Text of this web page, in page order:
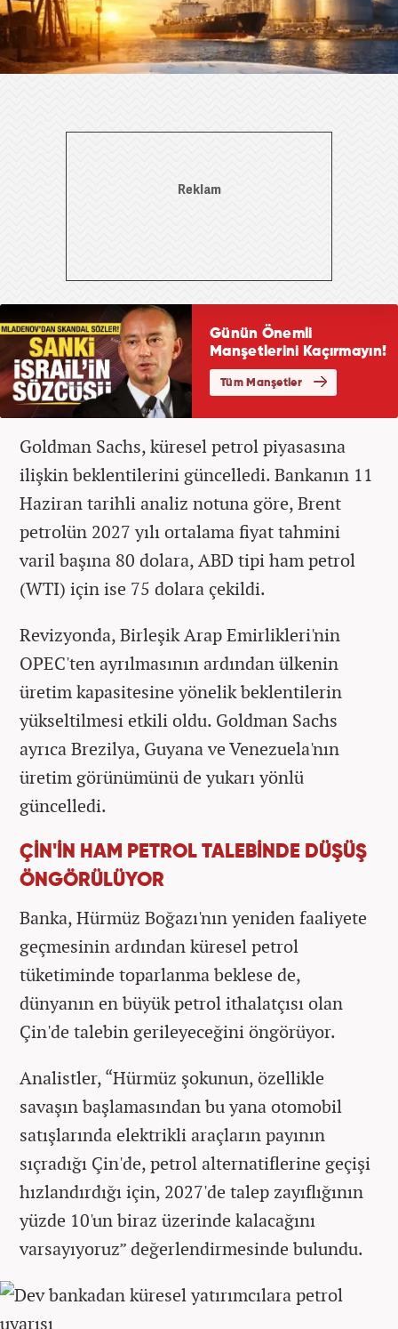
Goldman Sachs, küresel petrol piyasasına
ilişkin beklentilerini güncelledi. Bankanın 11
Haziran tarihli analiz notuna göre, Brent
petrolün 2027 yılı ortalama fiyat tahmini
varil başına 80 dolara, ABD tipi ham petrol
(WTI) için ise 75 dolara çekildi.
Revizyonda, Birleşik Arap Emirlikleri'nin
OPEC'ten ayrılmasının ardından ülkenin
üretim kapasitesine yönelik beklentilerin
yükseltilmesi etkili oldu. Goldman Sachs
ayrıca Brezilya, Guyana ve Venezuela'nın
üretim görünümünü de yukarı yönlü
güncelledi.
ÇİN'İN HAM PETROL TALEBİNDE DÜŞÜŞ
ÖNGÖRÜLÜYOR
Banka, Hürmüz Boğazı'nın yeniden faaliyete
geçmesinin ardından küresel petrol
tüketiminde toparlanma beklese de,
dünyanın en büyük petrol ithalatçısı olan
Çin'de talebin gerileyeceğini öngörüyor.
Analistler, “Hürmüz şokunun, özellikle
savaşın başlamasından bu yana otomobil
satışlarında elektrikli araçların payının
sıçradığı Çin'de, petrol alternatiflerine geçişi
hızlandırdığı için, 2027'de talep zayıflığının
yüzde 10'un biraz üzerinde kalacağını
varsayıyoruz” değerlendirmesinde bulundu.